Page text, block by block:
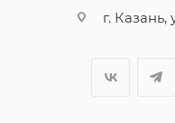
г. Казань,